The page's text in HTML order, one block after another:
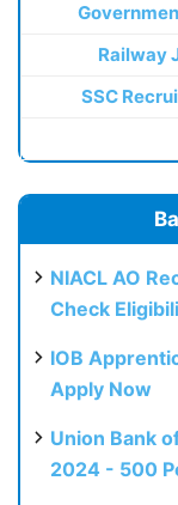
Railway
SSC
NIACL AO
Check
IOB
Apply Now
Union Bank
2024 - 500